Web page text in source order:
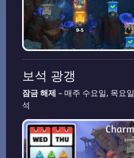
보석 광갱
잠금 해제 – 매주 수요일, 목요일
석